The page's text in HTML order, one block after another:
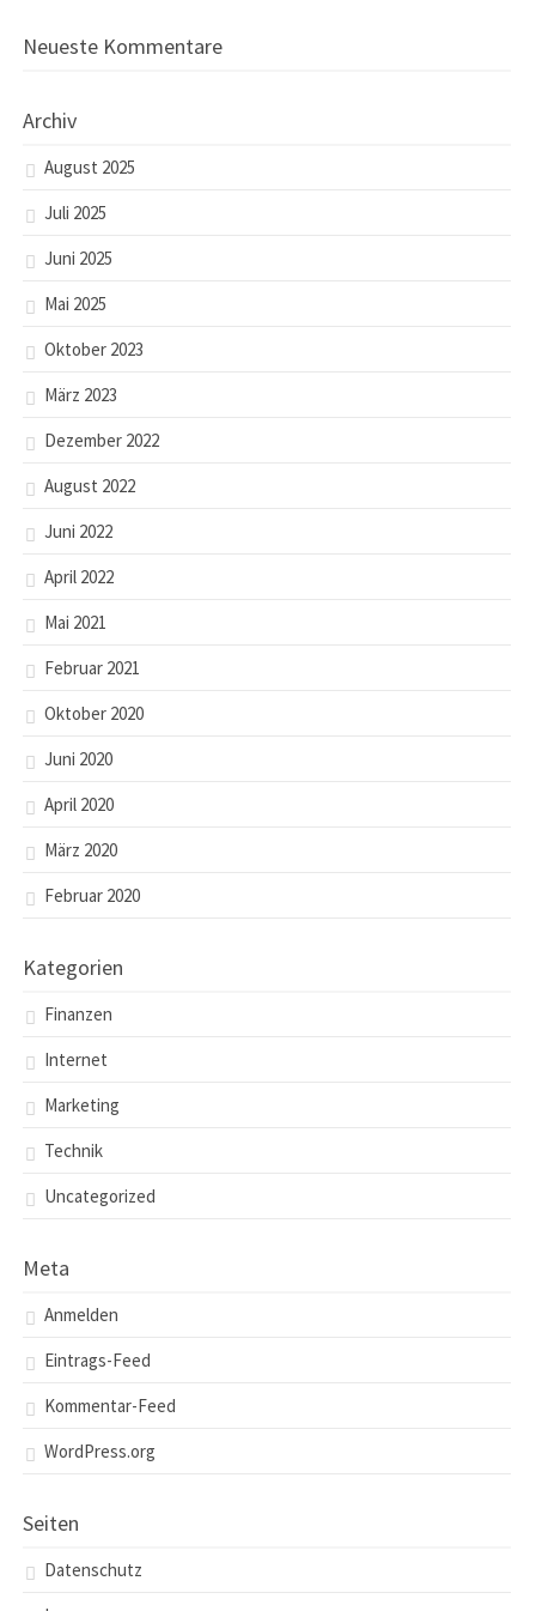
Neueste Kommentare
Archiv
August 2025
Juli 2025
Juni 2025
Mai 2025
Oktober 2023
März 2023
Dezember 2022
August 2022
Juni 2022
April 2022
Mai 2021
Februar 2021
Oktober 2020
Juni 2020
April 2020
März 2020
Februar 2020
Kategorien
Finanzen
Internet
Marketing
Technik
Uncategorized
Meta
Anmelden
Eintrags-Feed
Kommentar-Feed
WordPress.org
Seiten
Datenschutz